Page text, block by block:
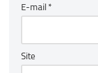
E-mail *
Site